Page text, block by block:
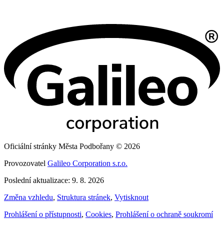
Oficiální stránky Města Podbořany © 2026
Provozovatel Galileo Corporation s.r.o.
Poslední aktualizace: 9. 8. 2026
Změna vzhledu, Struktura stránek, Vytisknout
Prohlášení o přístupnosti, Cookies, Prohlášení o ochraně soukromí